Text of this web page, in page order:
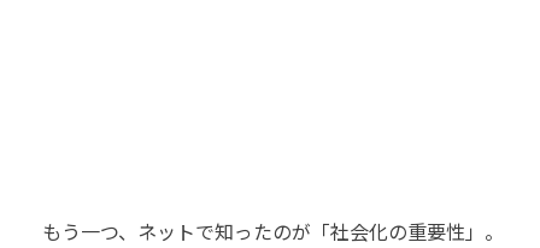
もう一つ、ネットで知ったのが「社会化の重要性」。